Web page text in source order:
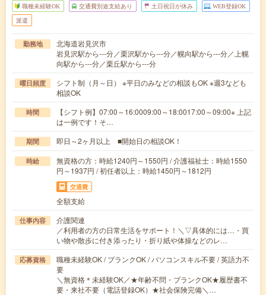
職種未経験OK 交通費別途支給あり 土日祝日が休み WEB登録OK
派遣
勤務地
北海道岩見沢市
岩見沢駅から---分／栗沢駅から---分／幌向駅から---分／上幌
向駅から---分／栗丘駅から---分
曜日頻度
シフト制（月～日） ※平日のみなどの相談もOK ※週3なども
相談OK
時間
【シフト例】07:00～16:0009:00～18:0017:00～09:00※ 上記
は一例です！そ…
期間 即日～2ヶ月以上 ■開始日の相談OK！
時給
無資格の方：時給1240円～1550円 / 介護福祉士：時給1550
円～1937円 / 初任者以上：時給1450円～1812円
交通費
全額支給
仕事内容
介護関連
／利用者の方の日常生活をサポート！＼▽具体的には…・買
い物や散歩に付き添ったり・折り紙や体操などのレ…
応募資格
職種未経験OK / ブランクOK / パソコンスキル不要 / 英語力不
要
＼無資格＊未経験OK／★年齢不問・ブランクOK★履歴書不
要・来社不要（電話登録OK）★社会保険完備＼…